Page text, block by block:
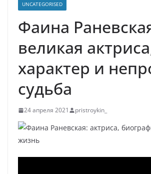
UNCATEGORISED
Фаина
великая
характер и
судьба
24 апреля 2021 pristroykin_